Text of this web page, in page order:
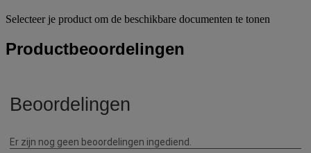
Selecteer je product om de beschikbare documenten te tonen
Productbeoordelingen